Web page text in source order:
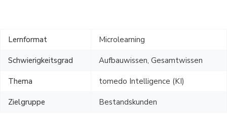
Lernformat Microlearning
Schwierigkeitsgrad Aufbauwissen, Gesamtwissen
Thema tomedo Intelligence (KI)
Zielgruppe Bestandskunden